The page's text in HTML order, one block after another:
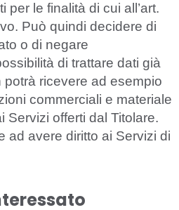
ti per le fina ità di cui a ’art.
Può quindi decidere di
to o di negare
ibi ità di trattare dati già
potrà ricevere ad esempio
ioni commerciali e materiale
Servizi offerti dal Titolare.
ad avere diritto ai Servizi di
eressato